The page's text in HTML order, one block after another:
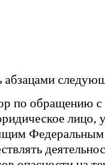
абзацами
по обращению
лицо,